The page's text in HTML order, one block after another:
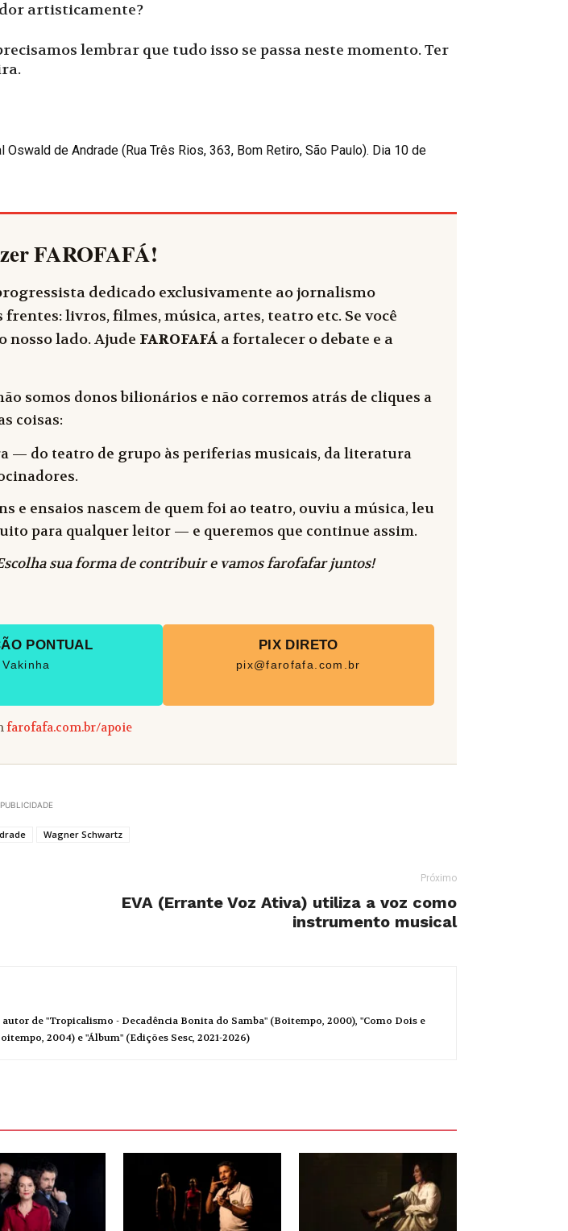
artisticamente?
lembrar que tudo isso se passa neste momento. Ter
de Andrade (Rua Três Rios, 363, Bom Retiro, São Paulo). Dia 10 de
FAROFAFÁ!
dedicado exclusivamente ao jornalismo
livros, filmes, música, artes, teatro etc. Se você
nosso lado. Ajude FAROFAFÁ a fortalecer o debate e a
somos donos bilionários e não corremos atrás de cliques a
coisas:
— do teatro de grupo às periferias musicais, da literatura
e ensaios nascem de quem foi ao teatro, ouviu a música, leu
para qualquer leitor — e queremos que continue assim.
sua forma de contribuir e vamos farofafar juntos!
PONTUAL
Vakinha
PIX DIRETO
pix@farofafa.com.br
farofafa.com.br/apoie
PUBLICIDADE
Wagner Schwartz
Próximo
EVA (Errante Voz Ativa) utiliza a voz como
instrumento musical
de "Tropicalismo - Decadência Bonita do Samba" (Boitempo, 2000), "Como Dois e
2004) e "Álbum" (Edições Sesc, 2021-2026)